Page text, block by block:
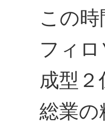
この
フィ
成型
総業の